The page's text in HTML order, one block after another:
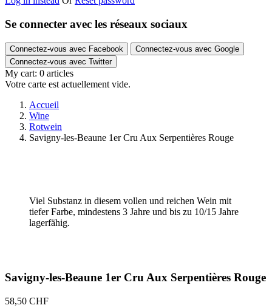
Se connecter avec les réseaux sociaux
Connectez-vous avec Facebook
Connectez-vous avec Google
Connectez-vous avec Twitter
My cart: 0 articles
Votre carte est actuellement vide.
Accueil
Wine
Rotwein
Savigny-les-Beaune 1er Cru Aux Serpentières Rouge
Viel Substanz in diesem vollen und reichen Wein mit
tiefer Farbe, mindestens 3 Jahre und bis zu 10/15 Jahre
lagerfähig.
Savigny-les-Beaune 1er Cru Aux Serpentières Rouge
58,50 CHF